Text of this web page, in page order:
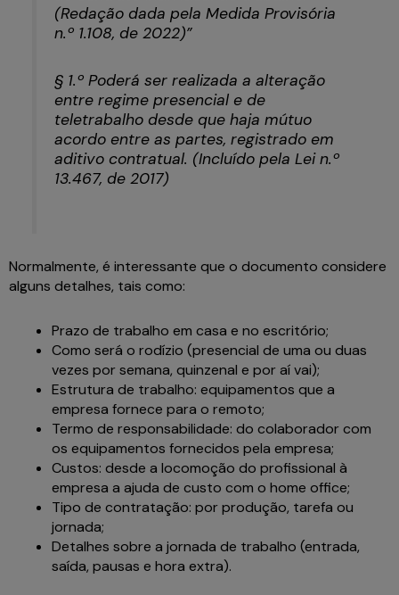
(Redação dada pela Medida Provisória
n.º 1.108, de 2022)”
§ 1.º Poderá ser realizada a alteração
entre regime presencial e de
teletrabalho desde que haja mútuo
acordo entre as partes, registrado em
aditivo contratual. (Incluído pela Lei n.º
13.467, de 2017)
Normalmente, é interessante que o documento considere
alguns detalhes, tais como:
Prazo de trabalho em casa e no escritório;
Como será o rodízio (presencial de uma ou duas
vezes por semana, quinzenal e por aí vai);
Estrutura de trabalho: equipamentos que a
empresa fornece para o remoto;
Termo de responsabilidade: do colaborador com
os equipamentos fornecidos pela empresa;
Custos: desde a locomoção do profissional à
empresa a ajuda de custo com o home office;
Tipo de contratação: por produção, tarefa ou
jornada;
Detalhes sobre a jornada de trabalho (entrada,
saída, pausas e hora extra).